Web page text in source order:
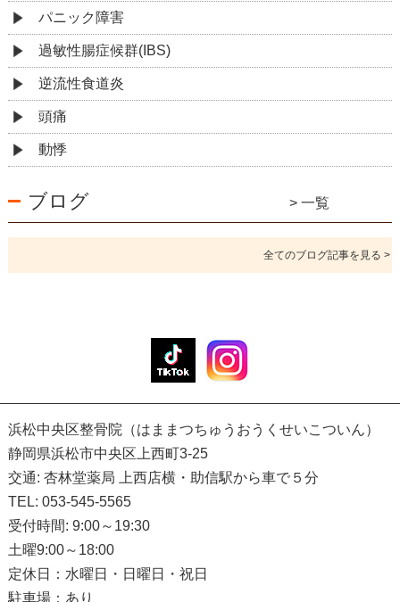
パニック障害
過敏性腸症候群(IBS)
逆流性食道炎
頭痛
動悸
ブログ > 一覧
全てのブログ記事を見る >
浜松中央区整骨院（はままつちゅうおうくせいこついん）
静岡県浜松市中央区上西町3-25
交通: 杏林堂薬局 上西店横・助信駅から車で５分
TEL: 053-545-5565
受付時間: 9:00～19:30
土曜9:00～18:00
定休日：水曜日・日曜日・祝日
駐車場：あり